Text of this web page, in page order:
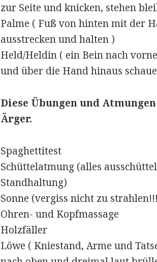
zur Seite und knicken, stehen
Palme ( Fuß von hinten mit der
ausstrecken und halten )
Held/Heldin ( ein Bein nach
und über die Hand hinaus
Diese Übungen und
Ärger.
Spaghettitest
Schüttelatmung (alles
Standhaltung)
Sonne (vergiss nicht zu
Ohren- und Kopfmassage
Holzfäller
Löwe ( Kniestand, Arme und